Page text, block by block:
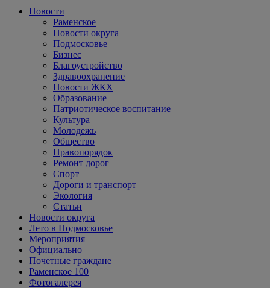
Новости
Раменское
Новости округа
Подмосковье
Бизнес
Благоустройство
Здравоохранение
Новости ЖКХ
Образование
Патриотическое воспитание
Культура
Молодежь
Общество
Правопорядок
Ремонт дорог
Спорт
Дороги и транспорт
Экология
Статьи
Новости округа
Лето в Подмосковье
Мероприятия
Официально
Почетные граждане
Раменское 100
Фотогалерея